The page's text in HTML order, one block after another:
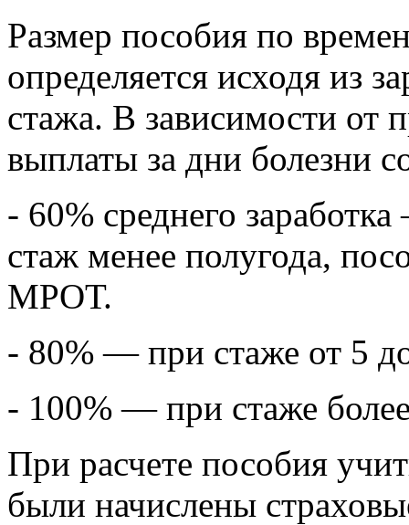
Размер пособия по
определяется исходя из
стажа. В зависимости от
выплаты за дни болезни
- 60% среднего
стаж менее полугода,
МРОТ.
- 80% — при стаже от 5
- 100% — при стаже
При расчете пособия
были начислены